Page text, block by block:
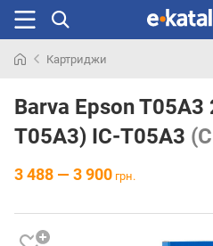
раньше
Картриджи
Barva Epson
T05A3) IC-T05A3
3 488 — 3 900 грн.